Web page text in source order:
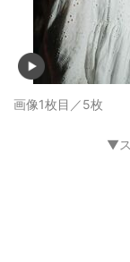
画像1枚目／5枚
▼